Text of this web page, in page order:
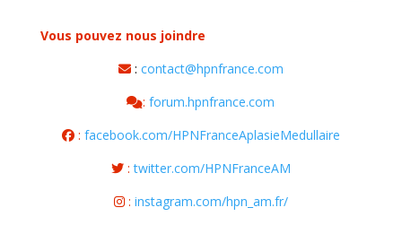
Vous pouvez nous joindre
: contact@hpnfrance.com
:forum.hpnfrance.com
: facebook.com/HPNFranceAplasieMedullaire
:twitter.com/HPNFranceAM
: instagram.com/hpn_am.fr/